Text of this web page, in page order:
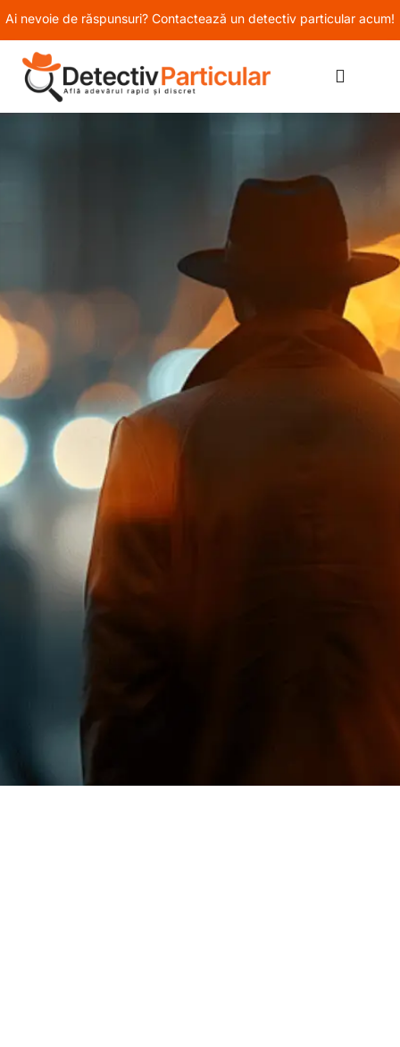
Ai nevoie de răspunsuri? Contactează un detectiv particular acum!